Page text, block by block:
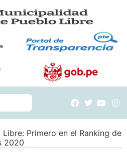
Primero en el Ranking de
2020